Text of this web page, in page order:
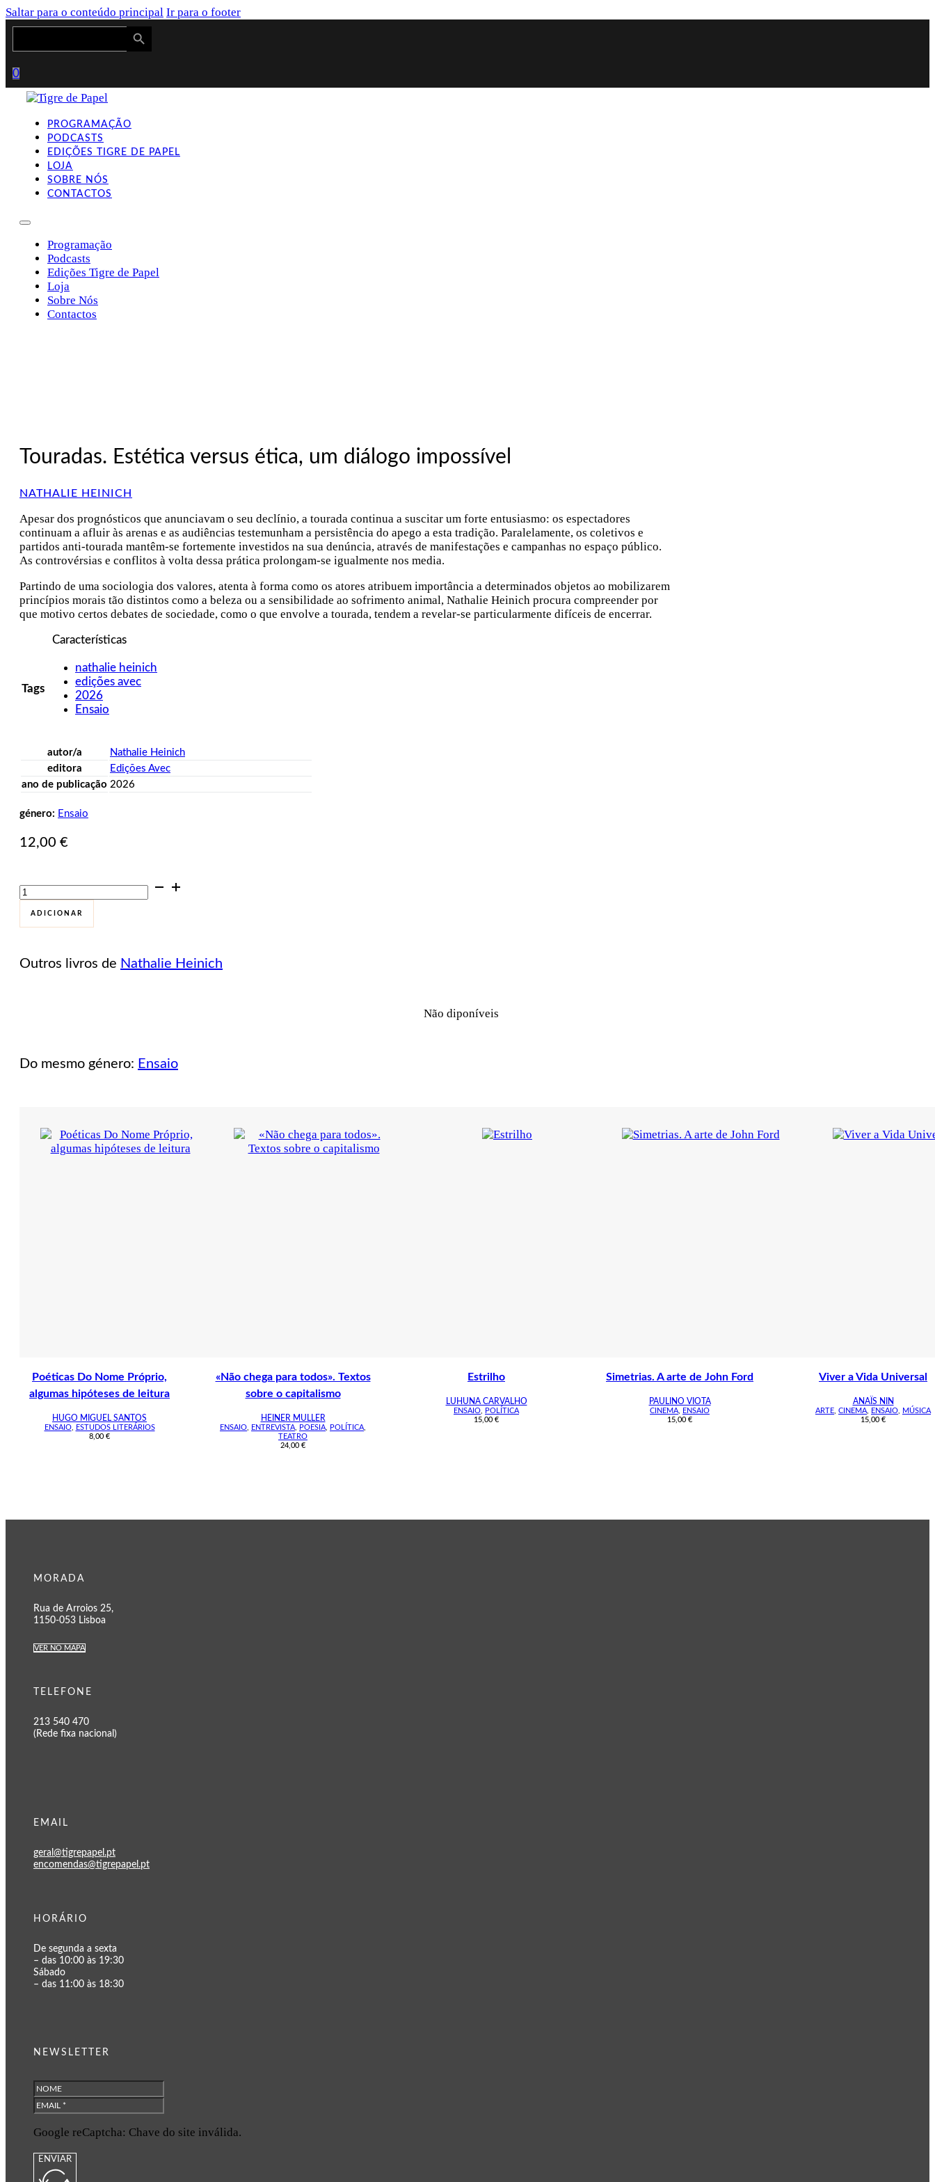
Saltar para o conteúdo principal Ir para o footer
Search
Search Button
0
PROGRAMAÇÃO
PODCASTS
EDIÇÕES TIGRE DE PAPEL
LOJA
SOBRE NÓS
CONTACTOS
Programação
Podcasts
Edições Tigre de Papel
Loja
Sobre Nós
Contactos
Touradas. Estética versus ética, um diálogo impossível
NATHALIE HEINICH
Apesar dos prognósticos que anunciavam o seu declínio, a tourada continua a suscitar um forte entusiasmo: os espectadores
continuam a afluir às arenas e as audiências testemunham a persistência do apego a esta tradição. Paralelamente, os coletivos e
partidos anti-tourada mantêm-se fortemente investidos na sua denúncia, através de manifestações e campanhas no espaço público.
As controvérsias e conflitos à volta dessa prática prolongam-se igualmente nos media.
Partindo de uma sociologia dos valores, atenta à forma como os atores atribuem importância a determinados objetos ao mobilizarem
princípios morais tão distintos como a beleza ou a sensibilidade ao sofrimento animal, Nathalie Heinich procura compreender por
que motivo certos debates de sociedade, como o que envolve a tourada, tendem a revelar-se particularmente difíceis de encerrar.
Tags
nathalie heinich
edições avec
2026
Ensaio
Características
autor/a
Nathalie Heinich
editora
Edições Avec
ano de publicação 2026
género: Ensaio
12,00 €
Quantidade
de
Touradas.
Estética
um
ADICIONAR
Outros livros de Nathalie Heinich
Não diponíveis
Do mesmo género: Ensaio
Poéticas Do Nome Próprio,
algumas hipóteses de leitura
HUGO MIGUEL SANTOS
ENSAIO,
ESTUDOS LITERÁRIOS
8,00 €
«Não chega para todos». Textos
sobre o capitalismo
HEINER MULLER
ENSAIO ENTREVISTA POESIA POLÍTICA
TEATRO
24,00 €
Estrilho
LUHUNA CARVALHO
ENSAIO
POLÍTICA
15,00 €
Simetrias. A arte de John Ford
PAULINO VIOTA
CINEMA
ENSAIO
15,00 €
Viver a Vida Universal
ANAÏS NIN
ARTE CINEMA ENSAIO
MÚSICA
15,00 €
MORADA
Rua de Arroios 25,
1150-053 Lisboa
VER NO MAPA
TELEFONE
213 540 470
(Rede fixa nacional)
EMAIL
geral@tigrepapel.pt
encomendas@tigrepapel.pt
HORÁRIO
De segunda a sexta
– das 10:00 às 19:30
Sábado
– das 11:00 às 18:30
NEWSLETTER
Google reCaptcha: Chave do site inválida.
ENVIAR